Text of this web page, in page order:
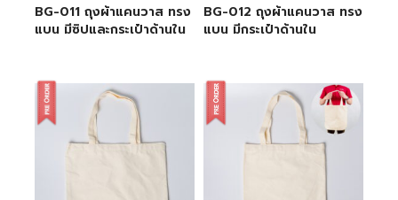
BG-011 ถุงผ้าแคนวาส ทรง
แบน มีซิปและกระเป๋าด้านใน
BG-012 ถุงผ้าแคนวาส ทรง
แบน มีกระเป๋าด้านใน